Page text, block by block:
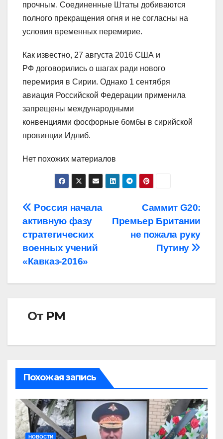
прочным. Соединенные Штаты добиваются
полного прекращения огня и не согласны на
условия временных перемирие.
Как известно, 27 августа 2016 США и
РФ договорились о шагах ради нового
перемирия в Сирии. Однако 1 сентября
авиация Российской Федерации применила
запрещены международными
конвенциями фосфорные бомбы в сирийской
провинции Идлиб.
Нет похожих материалов
Навигация
по
записям
Саммит G20:
Премьер Британии
не пожала руку
Путину
Россия начала
активную фазу
стратегических
военных учений
«Кавказ-2016»
От РМ
Похожая запись
НОВОСТИ